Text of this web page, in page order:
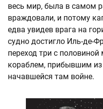
весь мир, была в самом
враждовали, и потому
едва увидев врага на
судно достигло Иль-де-
переход три с
кораблем, прибывшим
начавшейся там войне.